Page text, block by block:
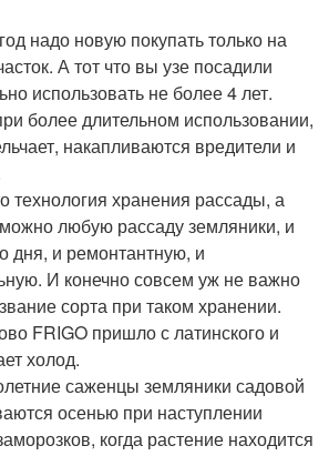
надо новую покупать только на
А тот что вы узе посадили
использовать не более 4 лет.
более длительном использовании,
накапливаются вредители и
технология хранения рассады, а
любую рассаду земляники, и
дня, и ремонтантную, и
И конечно совсем уж не важно
сорта при таком хранении.
FRIGO пришло с латинского и
холод.
саженцы земляники садовой
осенью при наступлении
когда растение находится